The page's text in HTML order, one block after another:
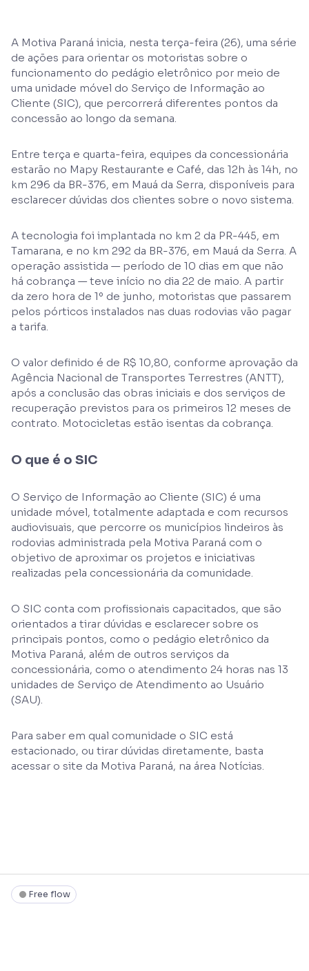
A Motiva Paraná inicia, nesta terça-feira (26), uma série
de ações para orientar os motoristas sobre o
funcionamento do pedágio eletrônico por meio de
uma unidade móvel do Serviço de Informação ao
Cliente (SIC), que percorrerá diferentes pontos da
concessão ao longo da semana.
Entre terça e quarta-feira, equipes da concessionária
estarão no Mapy Restaurante e Café, das 12h às 14h, no
km 296 da BR-376, em Mauá da Serra, disponíveis para
esclarecer dúvidas dos clientes sobre o novo sistema.
A tecnologia foi implantada no km 2 da PR-445, em
Tamarana, e no km 292 da BR-376, em Mauá da Serra. A
operação assistida — período de 10 dias em que não
há cobrança — teve início no dia 22 de maio. A partir
da zero hora de 1º de junho, motoristas que passarem
pelos pórticos instalados nas duas rodovias vão pagar
a tarifa.
O valor definido é de R$ 10,80, conforme aprovação da
Agência Nacional de Transportes Terrestres (ANTT),
após a conclusão das obras iniciais e dos serviços de
recuperação previstos para os primeiros 12 meses de
contrato. Motocicletas estão isentas da cobrança.
O que é o SIC
O Serviço de Informação ao Cliente (SIC) é uma
unidade móvel, totalmente adaptada e com recursos
audiovisuais, que percorre os municípios lindeiros às
rodovias administrada pela Motiva Paraná com o
objetivo de aproximar os projetos e iniciativas
realizadas pela concessionária da comunidade.
O SIC conta com profissionais capacitados, que são
orientados a tirar dúvidas e esclarecer sobre os
principais pontos, como o pedágio eletrônico da
Motiva Paraná, além de outros serviços da
concessionária, como o atendimento 24 horas nas 13
unidades de Serviço de Atendimento ao Usuário
(SAU).
Para saber em qual comunidade o SIC está
estacionado, ou tirar dúvidas diretamente, basta
acessar o site da Motiva Paraná, na área Notícias.
Free flow